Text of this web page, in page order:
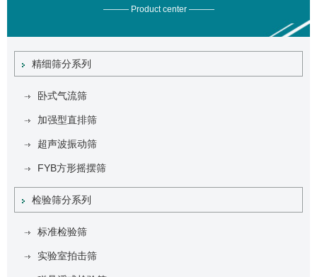
——— Product center ———
精细筛分系列
卧式气流筛
加强型直排筛
超声波振动筛
FYB方形摇摆筛
检验筛分系列
标准检验筛
实验室拍击筛